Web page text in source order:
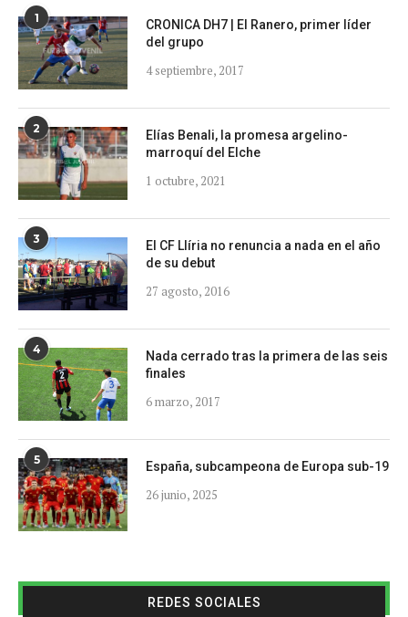
1
CRONICA DH7 | El Ranero, primer líder
del grupo
4 septiembre, 2017
2
Elías Benali, la promesa argelino-
marroquí del Elche
1 octubre, 2021
3
El CF Llíria no renuncia a nada en el año
de su debut
27 agosto, 2016
4
Nada cerrado tras la primera de las seis
finales
6 marzo, 2017
5 España, subcampeona de Europa sub-19
26 junio, 2025
REDES SOCIALES